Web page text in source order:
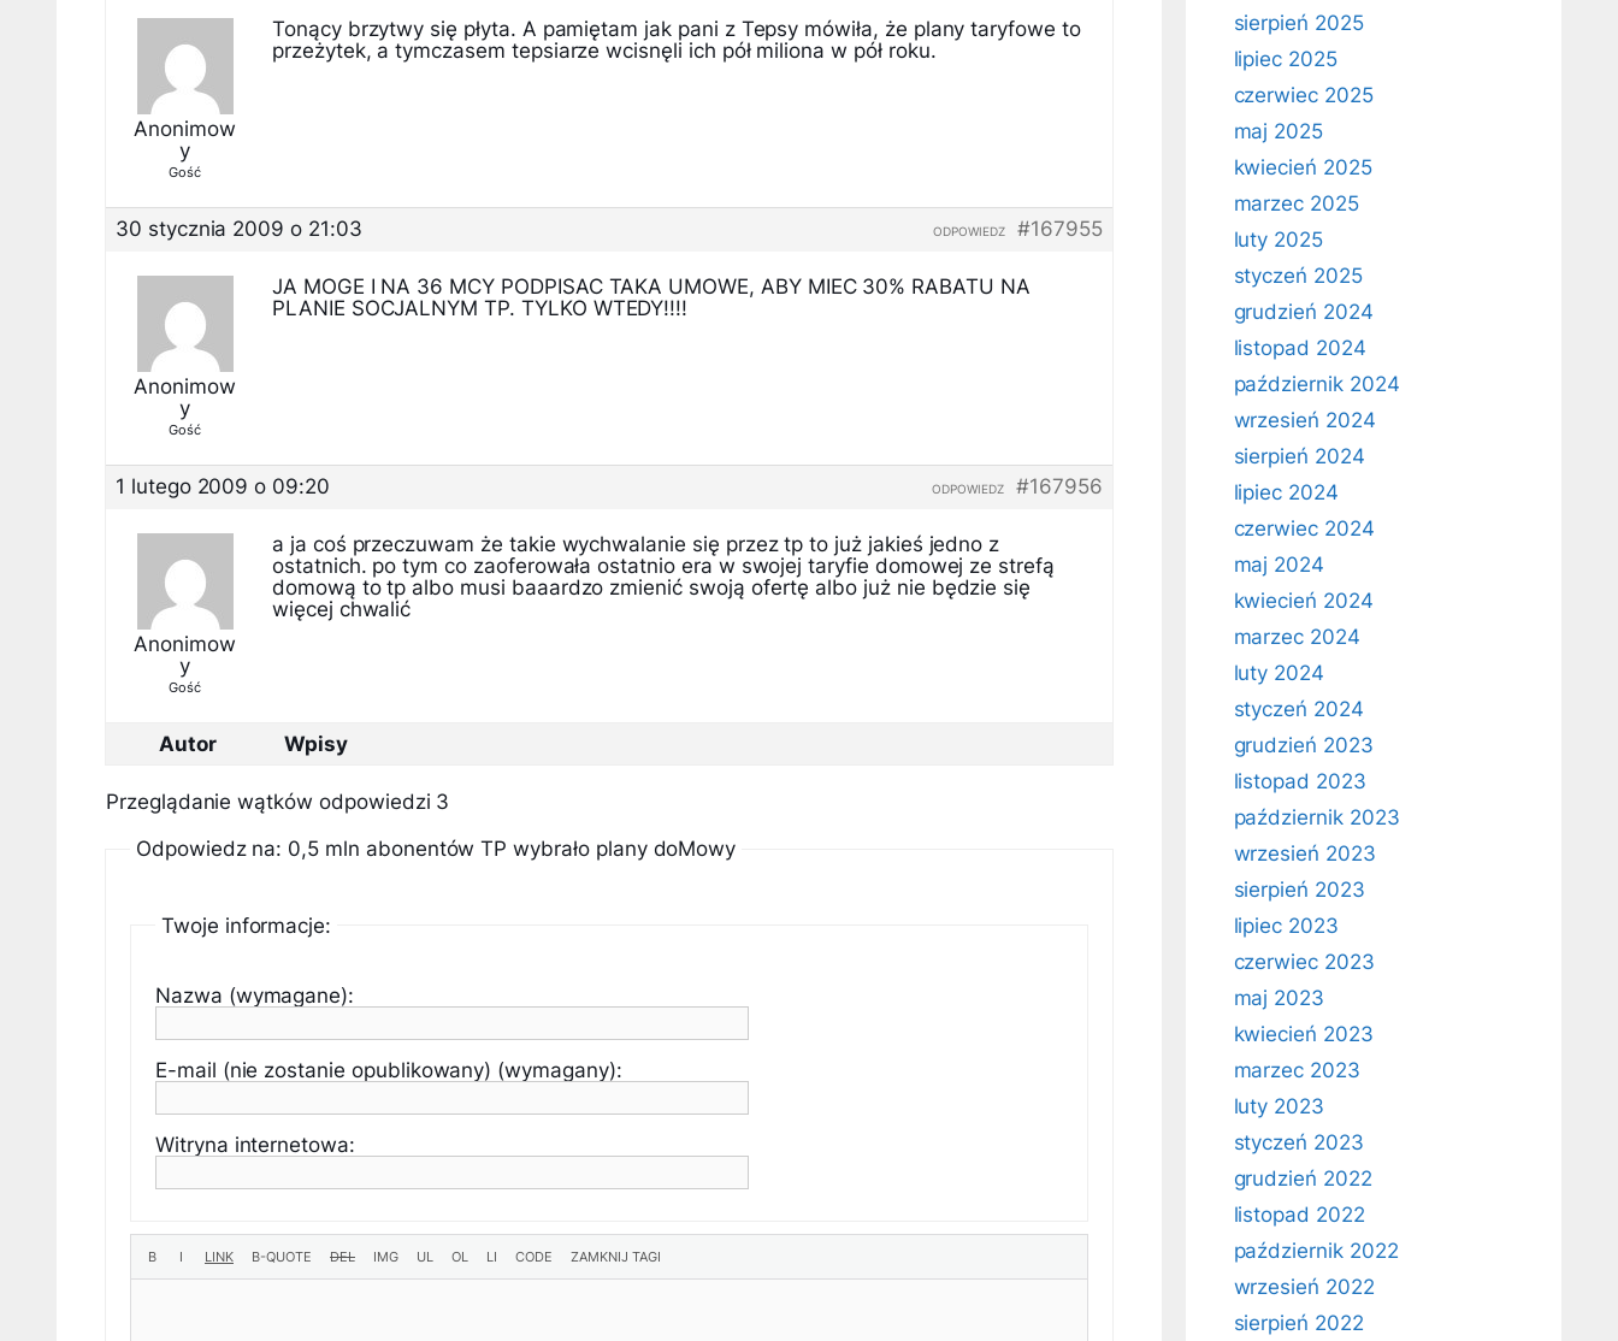
Anonimow
y
Gość
Tonący brzytwy się płyta. A pamiętam jak pani z Tepsy mówiła, że plany taryfowe to
przeżytek, a tymczasem tepsiarze wcisnęli ich pół miliona w pół roku.
30 stycznia 2009 o 21:03 #167955
ODPOWIEDZ
Anonimow
y
Gość
JA MOGE I NA 36 MCY PODPISAC TAKA UMOWE, ABY MIEC 30% RABATU NA
PLANIE SOCJALNYM TP. TYLKO WTEDY!!!!
1 lutego 2009 o 09:20 #167956
ODPOWIEDZ
Anonimow
y
Gość
a ja coś przeczuwam że takie wychwalanie się przez tp to już jakieś jedno z
ostatnich. po tym co zaoferowała ostatnio era w swojej taryfie domowej ze strefą
domową to tp albo musi baaardzo zmienić swoją ofertę albo już nie będzie się
więcej chwalić
Autor Wpisy
Przeglądanie wątków odpowiedzi 3
Odpowiedz na: 0,5 mln abonentów TP wybrało plany doMowy
Twoje informacje:
Nazwa (wymagane):
E-mail (nie zostanie opublikowany) (wymagany):
Witryna internetowa:
sierpień 2025
lipiec 2025
czerwiec 2025
maj 2025
kwiecień 2025
marzec 2025
luty 2025
styczeń 2025
grudzień 2024
listopad 2024
październik 2024
wrzesień 2024
sierpień 2024
lipiec 2024
czerwiec 2024
maj 2024
kwiecień 2024
marzec 2024
luty 2024
styczeń 2024
grudzień 2023
listopad 2023
październik 2023
wrzesień 2023
sierpień 2023
lipiec 2023
czerwiec 2023
maj 2023
kwiecień 2023
marzec 2023
luty 2023
styczeń 2023
grudzień 2022
listopad 2022
październik 2022
wrzesień 2022
sierpień 2022